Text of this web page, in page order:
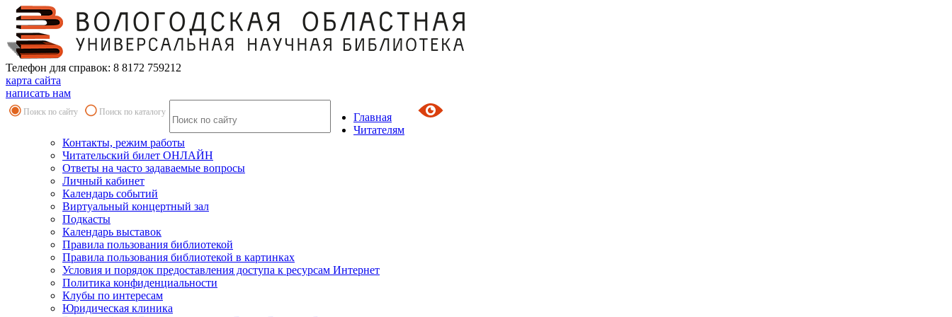
Телефон для справок: 8 8172 759212
карта сайта
написать нам
Поиск по сайту Поиск по каталогу
Главная
Читателям
Контакты, режим работы
Читательский билет ОНЛАЙН
Ответы на часто задаваемые вопросы
Личный кабинет
Календарь событий
Виртуальный концертный зал
Подкасты
Календарь выставок
Правила пользования библиотекой
Правила пользования библиотекой в картинках
Условия и порядок предоставления доступа к ресурсам Интернет
Политика конфиденциальности
Клубы по интересам
Юридическая клиника